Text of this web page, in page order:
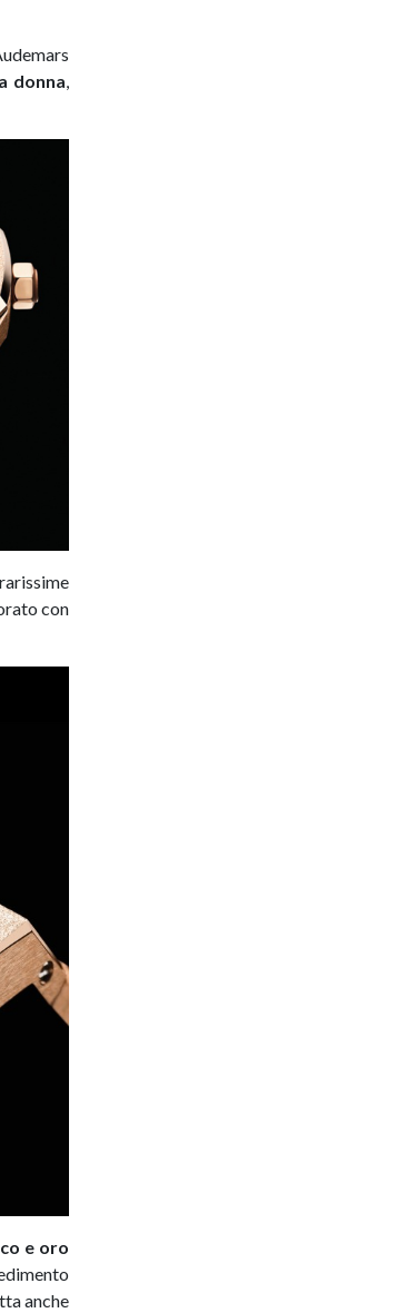
donna,
con
e oro
anche